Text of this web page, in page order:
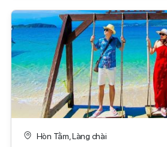
Hòn Tằm, Làng chài